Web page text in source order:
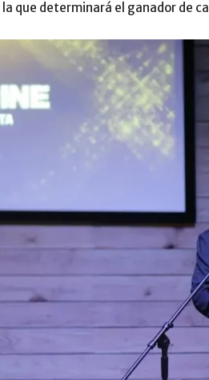
que determinará el ganador de